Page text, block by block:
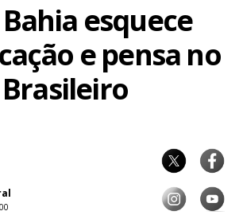
esquece
e pensa no
Brasileiro